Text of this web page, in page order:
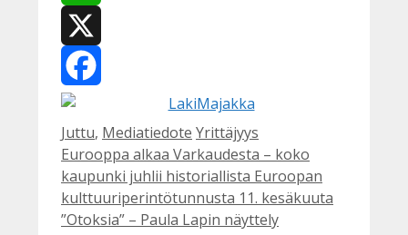
WhatsApp
X
Facebook
Kategoriat
Juttu, Mediatiedote Avainsanat
Yrittäjyys
Eurooppa alkaa Varkaudesta – koko
kaupunki juhlii historiallista Euroopan
kulttuuriperintötunnusta 11. kesäkuuta
”Otoksia” – Paula Lapin näyttely